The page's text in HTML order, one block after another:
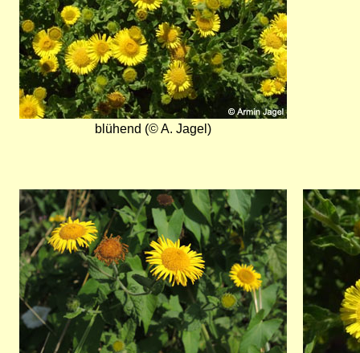
blühend (© A. Jagel)
Bild Bild